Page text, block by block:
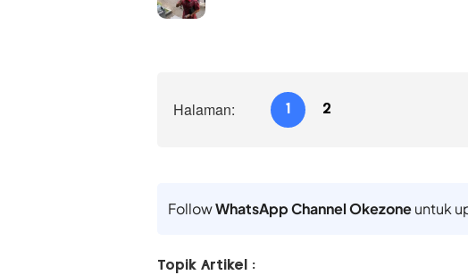
Halaman: 1 2
FollowWhatsApp Channel Okezoneuntuk
Topik Artikel :